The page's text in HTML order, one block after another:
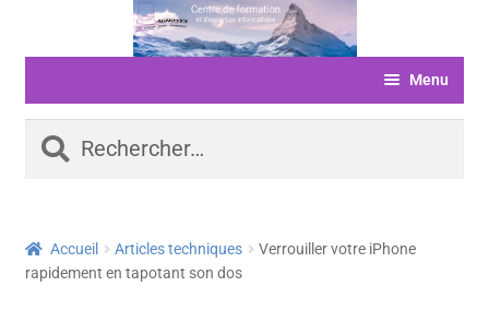
navigation
Menu
ACCUEIL
SERVICES
Accueil Articles techniques
Verrouiller votre iPhone
rapidement en tapotant son dos